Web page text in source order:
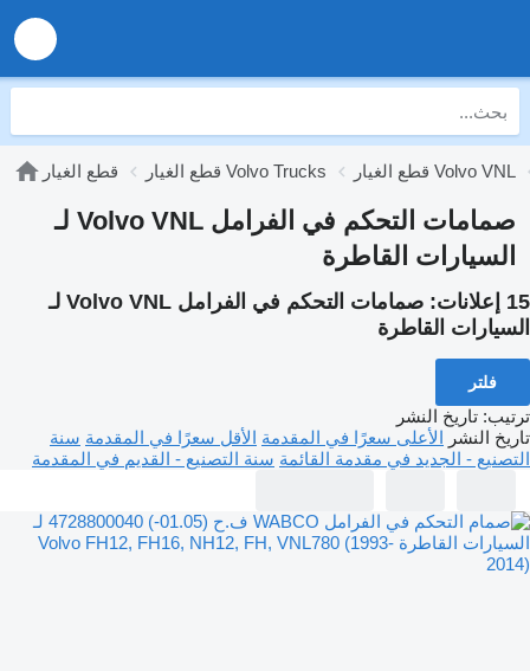
قطع الغيار قطع الغيار Volvo Trucks قطع الغيار Volvo VNL
صمامات التحكم في الفرامل Volvo VNL لـ
السيارات القاطرة
15 إعلانات:
صمامات التحكم في الفرامل Volvo VNL لـ
السيارات القاطرة
فلتر
ترتيب: تاريخ النشر
تاريخ النشر الأعلى سعرًا في المقدمة الأقل سعرًا في المقدمة سنة
التصنيع - الجديد في مقدمة القائمة سنة التصنيع - القديم في المقدمة